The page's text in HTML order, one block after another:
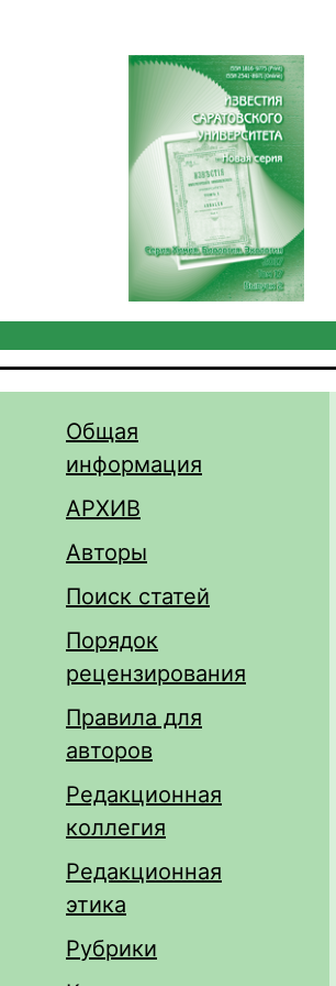
Общая
информация
АРХИВ
Авторы
Поиск статей
Порядок
рецензирования
Правила для
авторов
Редакционная
коллегия
Редакционная
этика
Рубрики